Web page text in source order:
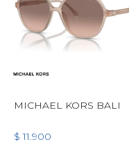
MICHAEL KORS BALI
$ 11.900